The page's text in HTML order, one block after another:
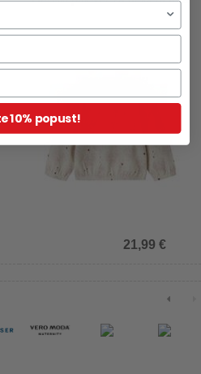
21,99 €
10% popust!